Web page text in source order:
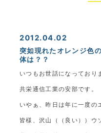
2012.04.02
突如現れたオレンジ色
体は？？
いつもお世話になっており
共栄通信工業の安部です。
いやぁ、昨日は年に一度の
皆様、沢山（（良い））ウ